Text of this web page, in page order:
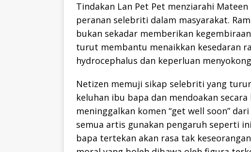
Tindakan Lan Pet Pet menziarahi
peranan selebriti dalam masyarakat.
bukan sekadar memberikan
turut membantu menaikkan kesedaran
hydrocephalus dan keperluan
Netizen memuji sikap selebriti yang
keluhan ibu bapa dan mendoakan
meninggalkan komen “get well soon”
semua artis gunakan pengaruh seperti
bapa tertekan akan rasa tak